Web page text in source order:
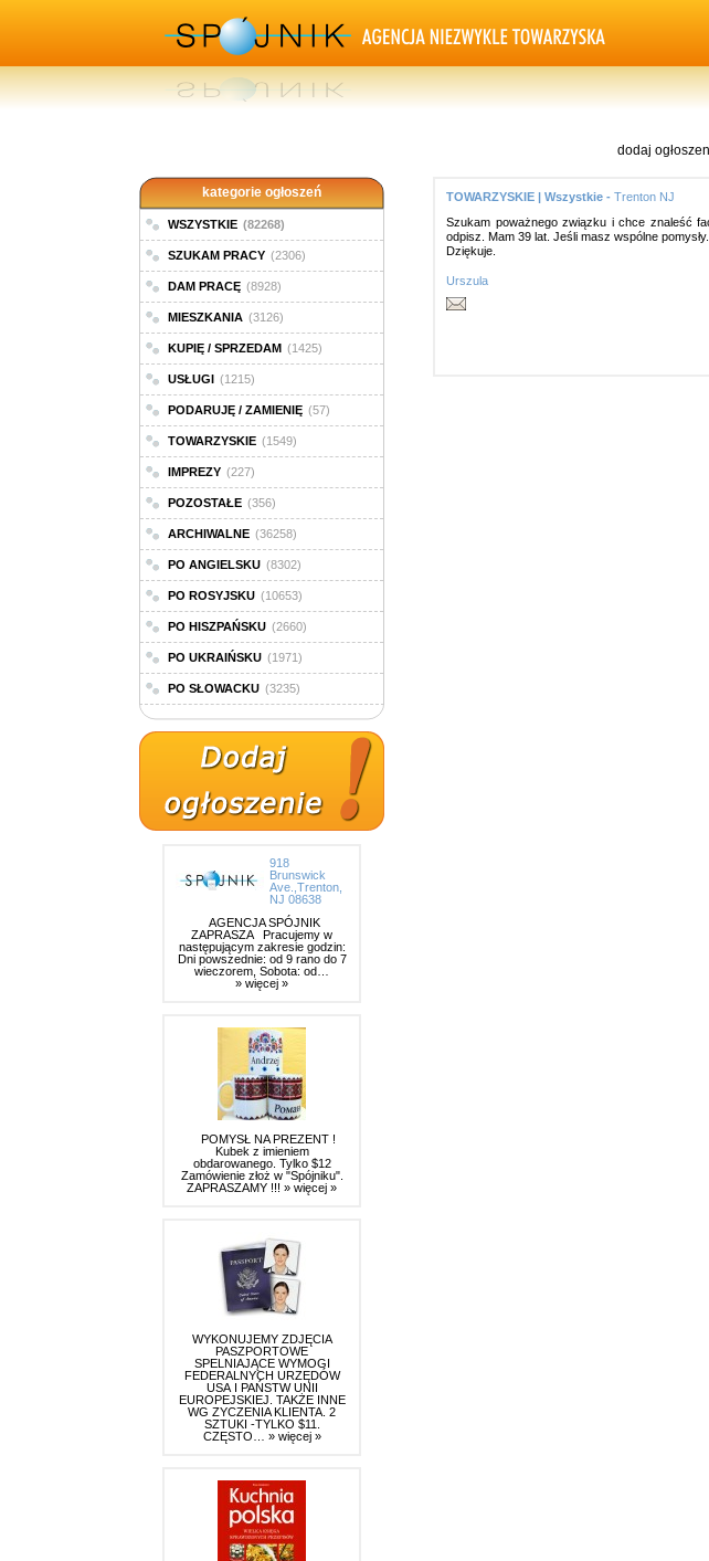
dodaj
kategorie ogłoszeń
WSZYSTKIE (82268)
SZUKAM PRACY (2306)
DAM PRACĘ (8928)
MIESZKANIA (3126)
KUPIĘ / SPRZEDAM (1425)
USŁUGI (1215)
PODARUJĘ / ZAMIENIĘ (57)
TOWARZYSKIE (1549)
IMPREZY (227)
POZOSTAŁE (356)
ARCHIWALNE (36258)
PO ANGIELSKU (8302)
PO ROSYJSKU (10653)
PO HISZPAŃSKU (2660)
PO UKRAIŃSKU (1971)
PO SŁOWACKU (3235)
918
Brunswick
Ave.,Trenton,
NJ 08638
AGENCJA SPÓJNIK
ZAPRASZA Pracujemy w
następującym zakresie godzin:
Dni powszednie: od 9 rano do 7
wieczorem, Sobota: od…
» więcej »
POMYSŁ NA PREZENT !
Kubek z imieniem
obdarowanego. Tylko $12
Zamówienie złoż w "Spójniku".
ZAPRASZAMY !!! » więcej »
WYKONUJEMY ZDJĘCIA
PASZPORTOWE
SPELNIAJĄCE WYMOGI
FEDERALNYCH URZĘDÓW
USA I PAŃSTW UNII
EUROPEJSKIEJ. TAKŻE INNE
WG ZYCZENIA KLIENTA. 2
SZTUKI -TYLKO $11.
CZĘSTO… » więcej »
TOWARZYSKIE | Wszystkie - Trenton NJ
Szukam poważnego związku i chce znaleść
odpisz. Mam 39 lat. Jeśli masz wspólne pomysły.
Dziękuje.
Urszula